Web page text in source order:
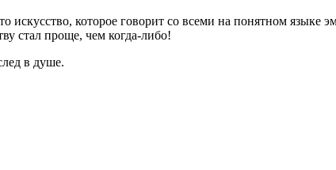
которое говорит со всеми на понятном языке
стал проще, чем когда-либо!
в душе.